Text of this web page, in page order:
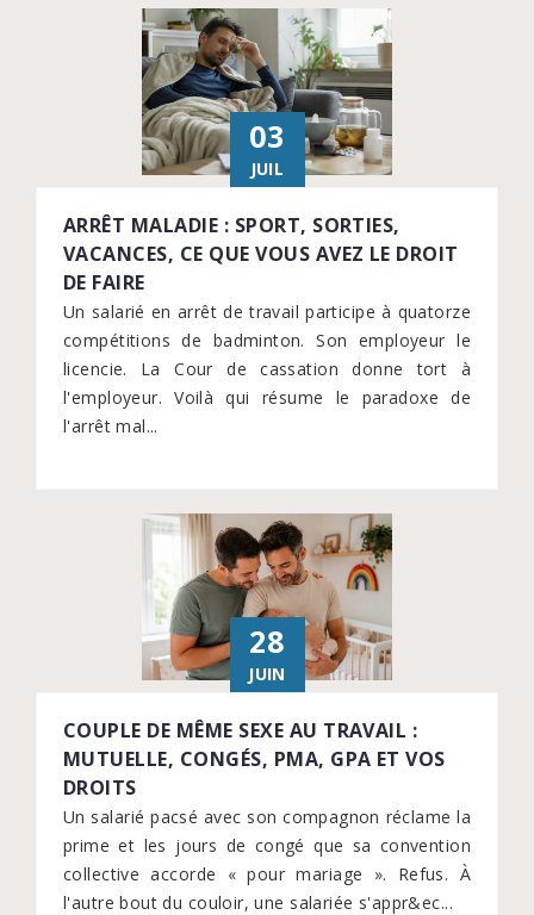
03
JUIL
ARRÊT MALADIE : SPORT, SORTIES,
VACANCES, CE QUE VOUS AVEZ LE DROIT
DE FAIRE
Un salarié en arrêt de travail participe à quatorze
compétitions de badminton. Son employeur le
licencie. La Cour de cassation donne tort à
l'employeur. Voilà qui résume le paradoxe de
l'arrêt mal...
28
JUIN
COUPLE DE MÊME SEXE AU TRAVAIL :
MUTUELLE, CONGÉS, PMA, GPA ET VOS
DROITS
Un salarié pacsé avec son compagnon réclame la
prime et les jours de congé que sa convention
collective accorde « pour mariage ». Refus. À
l'autre bout du couloir, une salariée s'appr&ec...